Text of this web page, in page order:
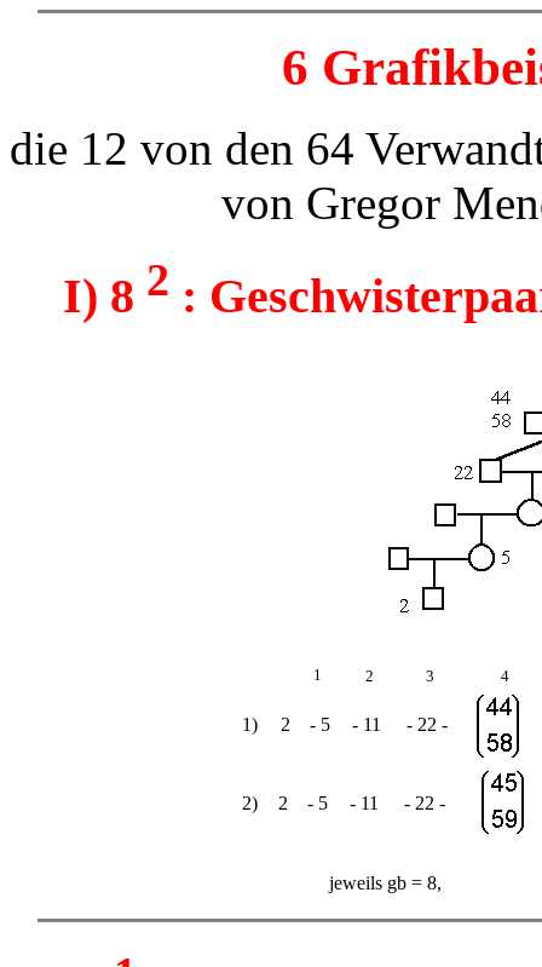
6
die 12 von den 64
von Gregor
I) 8 2 :
1 2 3 4
1) 2 - 5 - 11 - 22 -
2) 2 - 5 - 11 - 22 -
jeweils gb = 8,